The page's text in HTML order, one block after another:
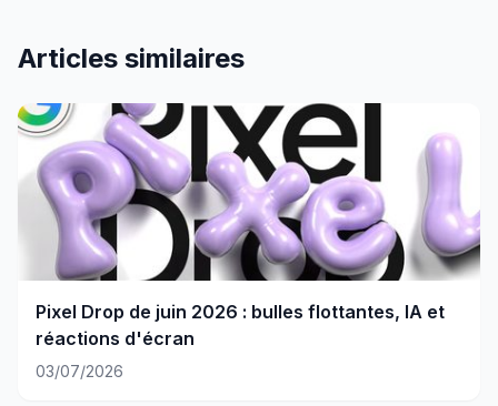
Articles similaires
Pixel Drop de juin 2026 : bulles flottantes, IA et
réactions d'écran
03/07/2026